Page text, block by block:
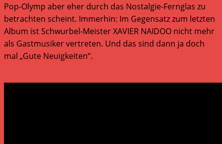
Pop-Olymp aber eher durch das Nostalgie-Fernglas zu
betrachten scheint. Immerhin: Im Gegensatz zum letzten
Album ist Schwurbel-Meister XAVIER NAIDOO nicht mehr
als Gastmusiker vertreten. Und das sind dann ja doch
mal „Gute Neuigkeiten“.